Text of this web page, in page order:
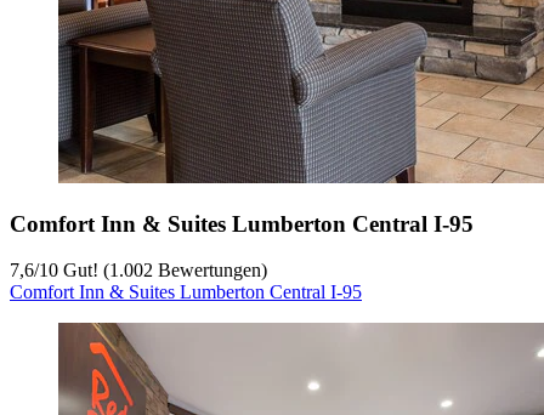
Comfort Inn & Suites Lumberton Central I-95
7,6/10 Gut! (1.002 Bewertungen)
Comfort Inn & Suites Lumberton Central I-95